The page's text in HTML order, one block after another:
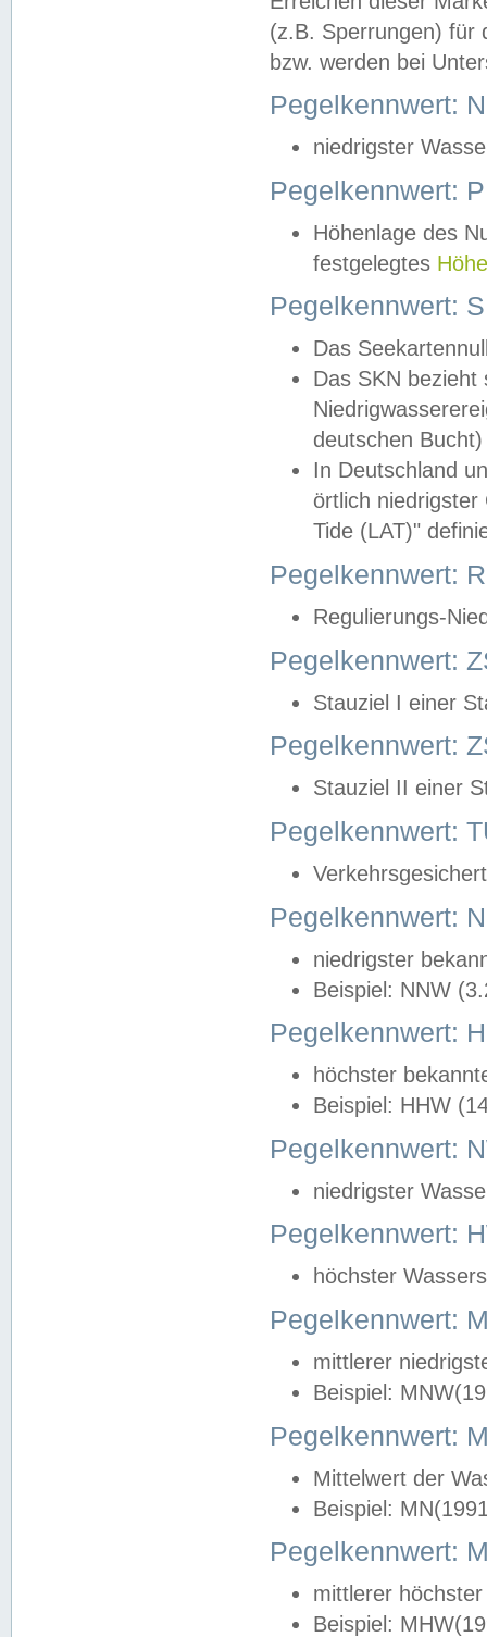
(z.B. Sperrungen) für
bzw. werden bei
Pegelkennwert:
niedrigster
Pegelkennwert:
Höhenlage des
festgelegtes
Pegelkennwert:
Das
Das SKN
deutschen
In Deutschland
örtlich
Tide (LAT)"
Pegelkennwert:
Regulierungs-
Pegelkennwert:
Stauziel I einer
Pegelkennwert:
Stauziel II einer
Pegelkennwert:
Pegelkennwert:
niedrigster
Beispiel: NNW
Pegelkennwert:
höchster
Beispiel: HHW
Pegelkennwert:
niedrigster
Pegelkennwert:
höchster
Pegelkennwert:
mittlerer
Beispiel:
Pegelkennwert:
Mittelwert der
Beispiel:
Pegelkennwert:
mittlerer
Beispiel: